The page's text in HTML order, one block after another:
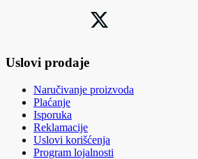
Uslovi prodaje
Naručivanje proizvoda
Plaćanje
Isporuka
Reklamacije
Uslovi korišćenja
Program lojalnosti